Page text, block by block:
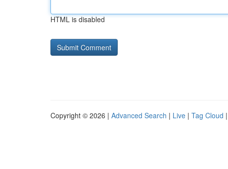
HTML is disabled
Copyright © 2026 | Advanced Search | Live | Tag Cloud |